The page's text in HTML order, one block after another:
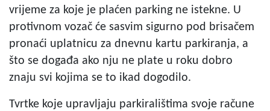
vrijeme za koje je plaćen parking ne istekne. U
protivnom vozač će sasvim sigurno pod brisačem
pronaći uplatnicu za dnevnu kartu parkiranja, a
što se događa ako nju ne plate u roku dobro
znaju svi kojima se to ikad dogodilo.
Tvrtke koje upravljaju parkiralištima svoje račune